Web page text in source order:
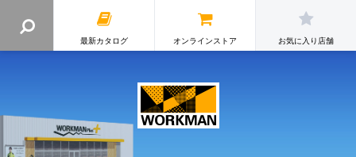
最新カタログ オンラインストア お気に入り店舗